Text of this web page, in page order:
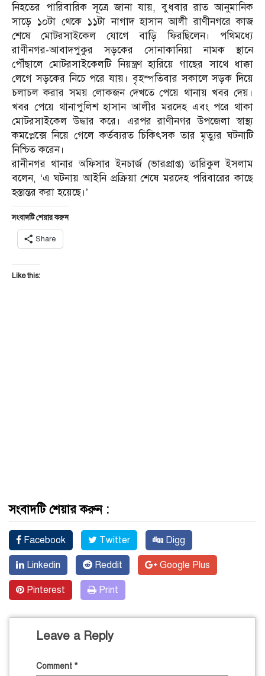
নিহতের পারিবারিক সূত্রে জানা যায়, বুধবার রাত আনুমানিক
সাড়ে ১০টা থেকে ১১টা নাগাদ হাসান আলী রাণীনগরে কাজ
শেষে মোটরসাইকেল যোগে বাড়ি ফিরছিলেন। পথিমধ্যে
রাণীনগর-আবাদপুকুর সড়কের সোনাকানিয়া নামক স্থানে
পৌঁছালে মোটরসাইকেলটি নিয়ন্ত্রণ হারিয়ে গাছের সাথে ধাক্কা
লেগে সড়কের নিচে পরে যায়। বৃহস্পতিবার সকালে সড়ক দিয়ে
চলাচল করার সময় লোকজন দেখতে পেয়ে থানায় খবর দেয়।
খবর পেয়ে থানাপুলিশ হাসান আলীর মরদেহ এবং পরে থাকা
মোটরসাইকেল উদ্ধার করে। এরপর রাণীনগর উপজেলা স্বাস্থ্য
কমপ্লেক্সে নিয়ে গেলে কর্তব্যরত চিকিৎসক তার মৃত্যুর ঘটনাটি
নিশ্চিত করেন।
রানীনগর থানার অফিসার ইনচার্জ (ভারপ্রাপ্ত) তারিকুল ইসলাম
বলেন, ‘এ ঘটনায় আইনি প্রক্রিয়া শেষে মরদেহ পরিবারের কাছে
হস্তান্তর করা হয়েছে।’
সংবাদটি শেয়ার করুন
Share
Like this:
সংবাদটি শেয়ার করুন :
Facebook Twitter Digg
Linkedin Reddit Google Plus
Pinterest Print
Leave a Reply
Comment *